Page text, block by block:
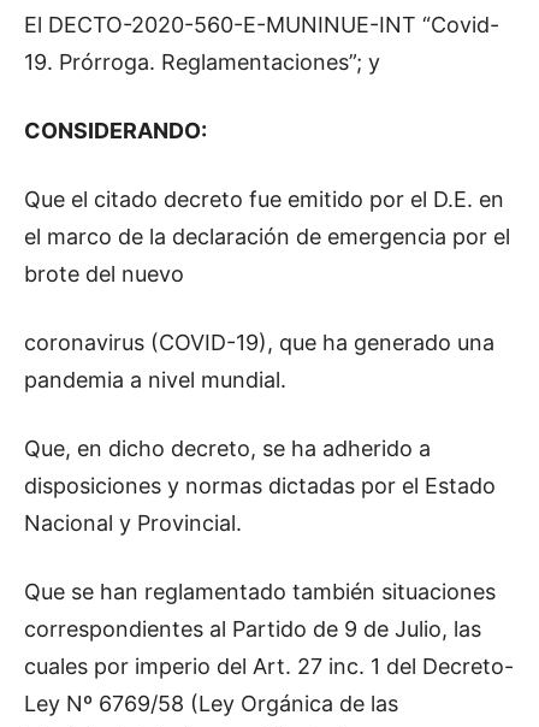
El DECTO-2020-560-E-MUNINUE-INT “Covid-
19. Prórroga. Reglamentaciones”; y
CONSIDERANDO:
Que el citado decreto fue emitido por el D.E. en
el marco de la declaración de emergencia por el
brote del nuevo
coronavirus (COVID-19), que ha generado una
pandemia a nivel mundial.
Que, en dicho decreto, se ha adherido a
disposiciones y normas dictadas por el Estado
Nacional y Provincial.
Que se han reglamentado también situaciones
correspondientes al Partido de 9 de Julio, las
cuales por imperio del Art. 27 inc. 1 del Decreto-
Ley Nº 6769/58 (Ley Orgánica de las